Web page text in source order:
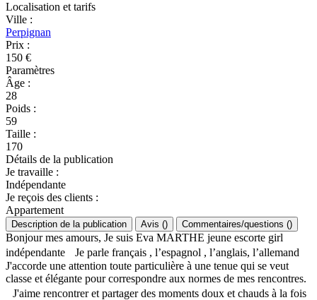
Localisation et tarifs
Ville :
Perpignan
Prix :
150 €
Paramètres
Âge :
28
Poids :
59
Taille :
170
Détails de la publication
Je travaille :
Indépendante
Je reçois des clients :
Appartement
Description de la publication Avis () Commentaires/questions ()
Bonjour mes amours, Je suis Eva MARTHE jeune escorte girl
indépendante Je parle français , l’espagnol , l’anglais, l’allemand
J'accorde une attention toute particulière à une tenue qui se veut
classe et élégante pour correspondre aux normes de mes rencontres.
J'aime rencontrer et partager des moments doux et chauds à la fois